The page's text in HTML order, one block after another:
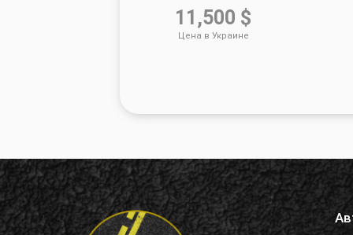
11,500 $
Цена в Украине